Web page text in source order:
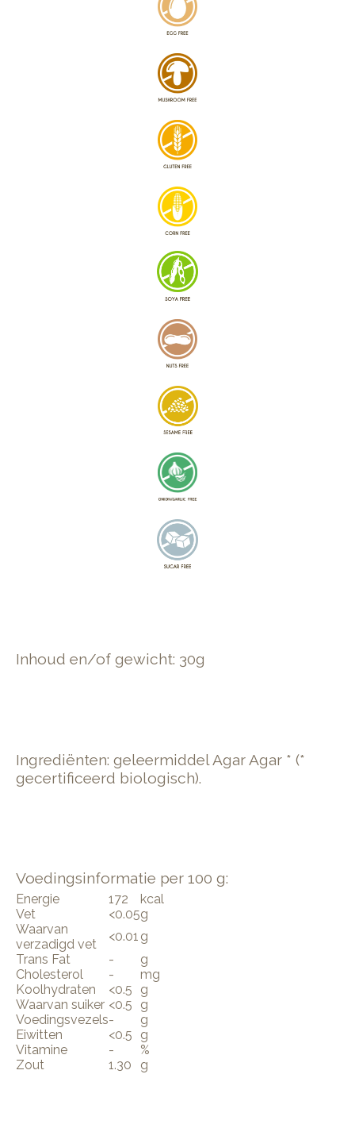
Inhoud en/of gewicht: 30g
Ingrediënten: geleermiddel Agar Agar * (*
gecertificeerd biologisch).
Voedingsinformatie per 100 g:
Energie 172
kcal
Vet
<0.05g
Waarvan
verzadigd vet
<0.01 g
Trans Fat
-
g
Cholesterol
-
mg
Koolhydraten
<0.5
g
Waarvan suiker <0.5
g
Voedingsvezels-
g
Eiwitten
<0.5
g
Vitamine
-
%
Zout
1.30 g